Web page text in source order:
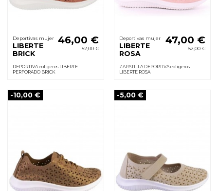
Deportivas mujer
LIBERTE
BRICK
46,00 €
52,00 €
DEPORTIVA eoligeros LIBERTE
PERFORADO BRICK
Deportivas mujer
LIBERTE
ROSA
47,00 €
52,00 €
ZAPATILLA DEPORTIVA eoligeros
LIBERTE ROSA
-10,00 € -5,00 €